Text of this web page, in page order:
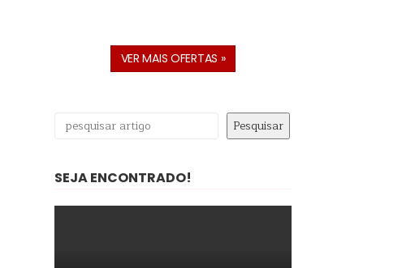
VER MAIS OFERTAS »
Pesquisar Pesquisar
SEJA ENCONTRADO!